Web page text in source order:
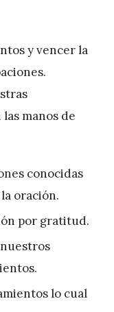
y vencer la
manos de
conocidas
oración.
por gratitud.
lo cual